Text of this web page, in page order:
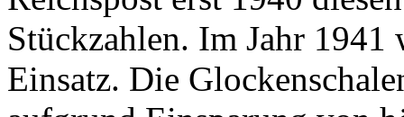
Stückzahlen. Im Jahr 1941
Einsatz. Die